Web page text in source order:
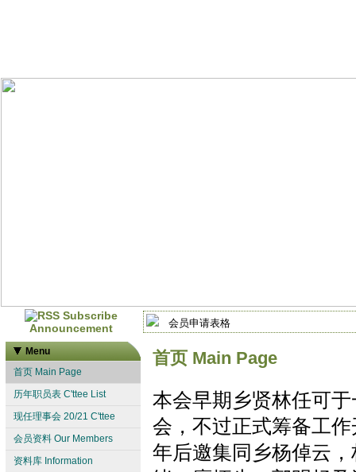
Announcement 会员申请表格
Menu
首页 Main Page
历年职员表 C'ttee List
现任理事会 20/21 C'ttee
会员资料 Our Members
资料库 Information
首页 Main Page
本会早期乡贤林任可
会，不过正式筹备工
年后邀集同乡杨倬云